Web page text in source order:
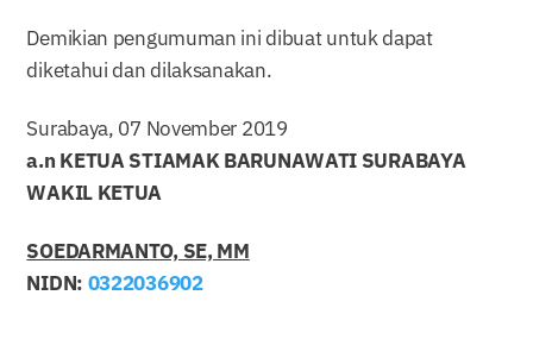
Demikian pengumuman ini dibuat untuk dapat
diketahui dan dilaksanakan.
Surabaya, 07 November 2019
a.n KETUA STIAMAK BARUNAWATI SURABAYA
WAKIL KETUA
SOEDARMANTO, SE, MM
NIDN: 0322036902